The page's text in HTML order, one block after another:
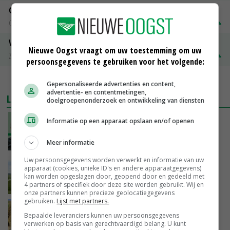
Gerst
Groningen
€ 197,00
Volle melkpoeder
Zuivel NL
€ 345,00 € 20,00
MEER MARKTPRIJZEN
LAATSTE NIEUWS
‘De droogte begint ver voor de grens bij
VANDAAG, 11:00
POAH!: John Deere 7730
VANDAAG, 10:00
Geen vee meer op Noord-Hollandse zeedijken
door aanhoudende droogte
Nieuwe Oogst vraagt om uw toestemming om uw
persoonsgegevens te gebruiken voor het volgende:
Gepersonaliseerde advertenties en content,
advertentie- en contentmetingen,
doelgroepenonderzoek en ontwikkeling van diensten
Informatie op een apparaat opslaan en/of openen
Meer informatie
Uw persoonsgegevens worden verwerkt en informatie van uw
apparaat (cookies, unieke ID's en andere apparaatgegevens)
kan worden opgeslagen door, geopend door en gedeeld met
4 partners of specifiek door deze site worden gebruikt. Wij en
onze partners kunnen precieze geolocatiegegevens
gebruiken. Lijst met partners.
Bepaalde leveranciers kunnen uw persoonsgegevens
verwerken op basis van gerechtvaardigd belang. U kunt